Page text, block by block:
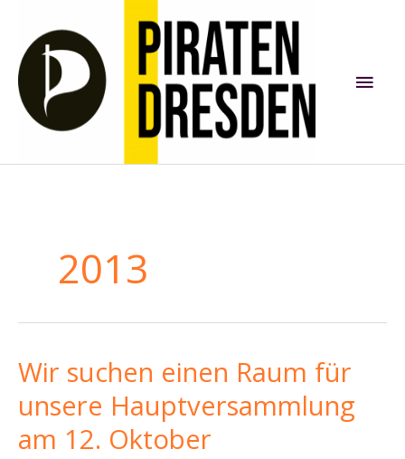
springen
2013
Wir suchen einen Raum für
unsere Hauptversammlung
am 12. Oktober